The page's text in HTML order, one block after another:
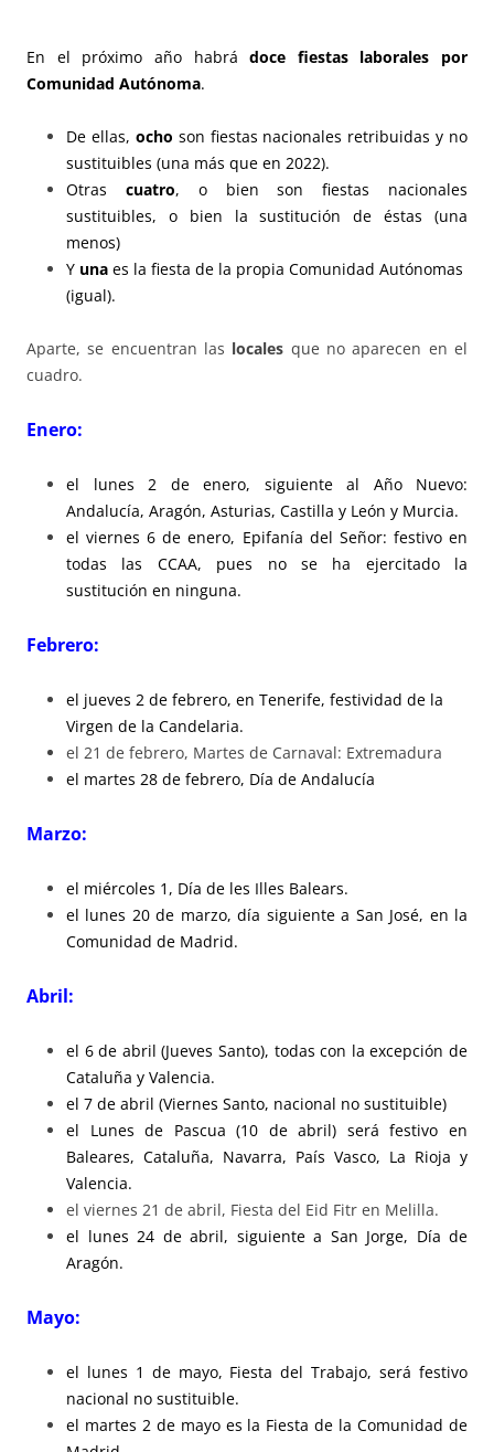
En el próximo año habrádoce fiestas laborales por
Comunidad Autónoma.
De ellas, ocho son fiestas nacionales retribuidas y no
sustituibles (una más que en 2022).
Otras cuatro, o bien son fiestas nacionales
sustituibles, o bien la sustitución de éstas (una
menos)
Y una es la fiesta de la propia Comunidad Autónomas
(igual).
Aparte, se encuentran las locales que no aparecen en el
cuadro.
Enero:
el lunes 2 de enero, siguiente al Año Nuevo:
Andalucía, Aragón, Asturias, Castilla y León y Murcia.
el viernes 6 de enero, Epifanía del Señor: festivo en
todas las CCAA, pues no se ha ejercitado la
sustitución en ninguna.
Febrero:
el jueves 2 de febrero, en Tenerife, festividad de la
Virgen de la Candelaria.
el 21 de febrero, Martes de Carnaval: Extremadura
el martes 28 de febrero, Día de Andalucía
Marzo:
el miércoles 1, Día de les Illes Balears.
el lunes 20 de marzo, día siguiente a San José, en la
Comunidad de Madrid.
Abril:
el 6 de abril (Jueves Santo), todas con la excepción de
Cataluña y Valencia.
el 7 de abril (Viernes Santo, nacional no sustituible)
el Lunes de Pascua (10 de abril) será festivo en
Baleares, Cataluña, Navarra, País Vasco, La Rioja y
Valencia.
el viernes 21 de abril, Fiesta del Eid Fitr en Melilla.
el lunes 24 de abril, siguiente a San Jorge, Día de
Aragón.
Mayo:
el lunes 1 de mayo, Fiesta del Trabajo, será festivo
nacional no sustituible.
el martes 2 de mayo es la Fiesta de la Comunidad de